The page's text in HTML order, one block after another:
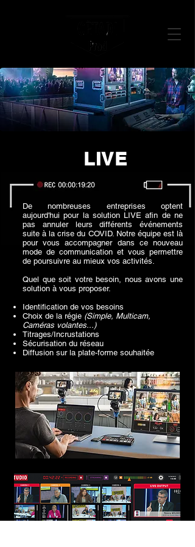
LIVE
De nombreuses entreprises optent
aujourd'hui pour la solution LIVE afin de ne
pas annuler leurs différents événements
suite à la crise du COVID. Notre équipe est là
pour vous accompagner dans ce nouveau
mode de communication et vous permettre
de poursuivre au mieux vos activités.
Quel que soit votre besoin, nous avons une
solution à vous proposer.
Identification de vos besoins
Choix de la régie (Simple, Multicam,
Caméras volantes...)
Titrages/Incrustations
Sécurisation du réseau
Diffusion sur la plate-forme souhaitée